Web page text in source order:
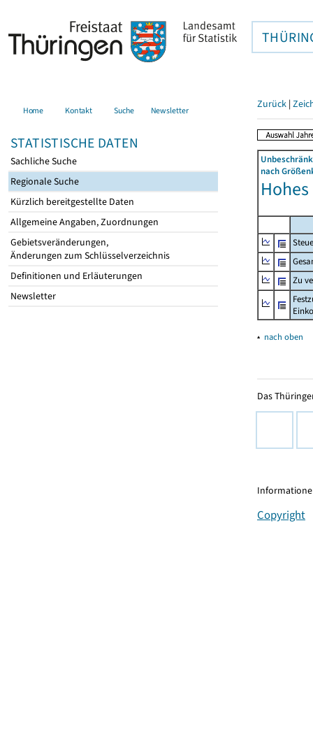
Home Kontakt Suche Newsletter
STATISTISCHE DATEN
Sachliche Suche
Regionale Suche
Kürzlich bereitgestellte Daten
Allgemeine Angaben, Zuordnungen
Gebietsveränderungen,
Änderungen zum Schlüsselverzeichnis
Definitionen und Erläuterungen
Newsletter
Zurück |
nach
Hohes
Zu
▴ nach oben
Das
Copyright